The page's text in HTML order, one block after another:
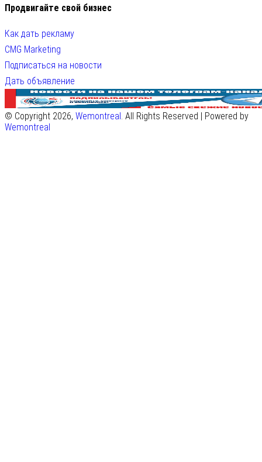
Продвигайте свой бизнес
Как дать рекламу
CMG Marketing
Подписаться на новости
Дать объявление
© Copyright 2026, Wemontreal. All Rights Reserved | Powered by
Wemontreal